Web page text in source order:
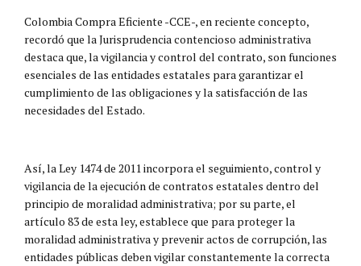
Colombia Compra Eficiente -CCE-, en reciente concepto,
recordó que la Jurisprudencia contencioso administrativa
destaca que, la vigilancia y control del contrato, son funciones
esenciales de las entidades estatales para garantizar el
cumplimiento de las obligaciones y la satisfacción de las
necesidades del Estado.
Así, la Ley 1474 de 2011 incorpora el seguimiento, control y
vigilancia de la ejecución de contratos estatales dentro del
principio de moralidad administrativa; por su parte, el
artículo 83 de esta ley, establece que para proteger la
moralidad administrativa y prevenir actos de corrupción, las
entidades públicas deben vigilar constantemente la correcta